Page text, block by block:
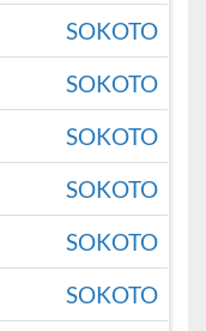
SOKOTO
SOKOTO
SOKOTO
SOKOTO
SOKOTO
SOKOTO